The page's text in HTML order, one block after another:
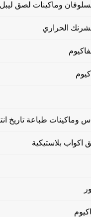
وماكينات لصق
الحراري
وماكينات طباعة تاريخ
اكواب بلاستيكية